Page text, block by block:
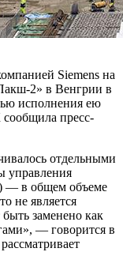
Siemens на
2» в Венгрии в
исполнения ею
сообщила пресс-
отдельными
управления
— в общем объеме
не является
заменено как
— говорится в